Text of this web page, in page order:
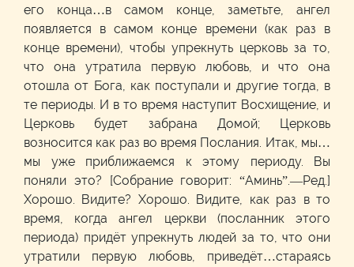
его конца…в самом конце, заметьте, ангел
появляется в самом конце времени (как раз в
конце времени), чтобы упрекнуть церковь за то,
что она утратила первую любовь, и что она
отошла от Бога, как поступали и другие тогда, в
те периоды. И в то время наступит Восхищение, и
Церковь будет забрана Домой; Церковь
возносится как раз во время Послания. Итак, мы…
мы уже приближаемся к этому периоду. Вы
поняли это? [Собрание говорит: “Аминь”.—Ред.]
Хорошо. Видите? Хорошо. Видите, как раз в то
время, когда ангел церкви (посланник этого
периода) придёт упрекнуть людей за то, что они
утратили первую любовь, приведёт…стараясь